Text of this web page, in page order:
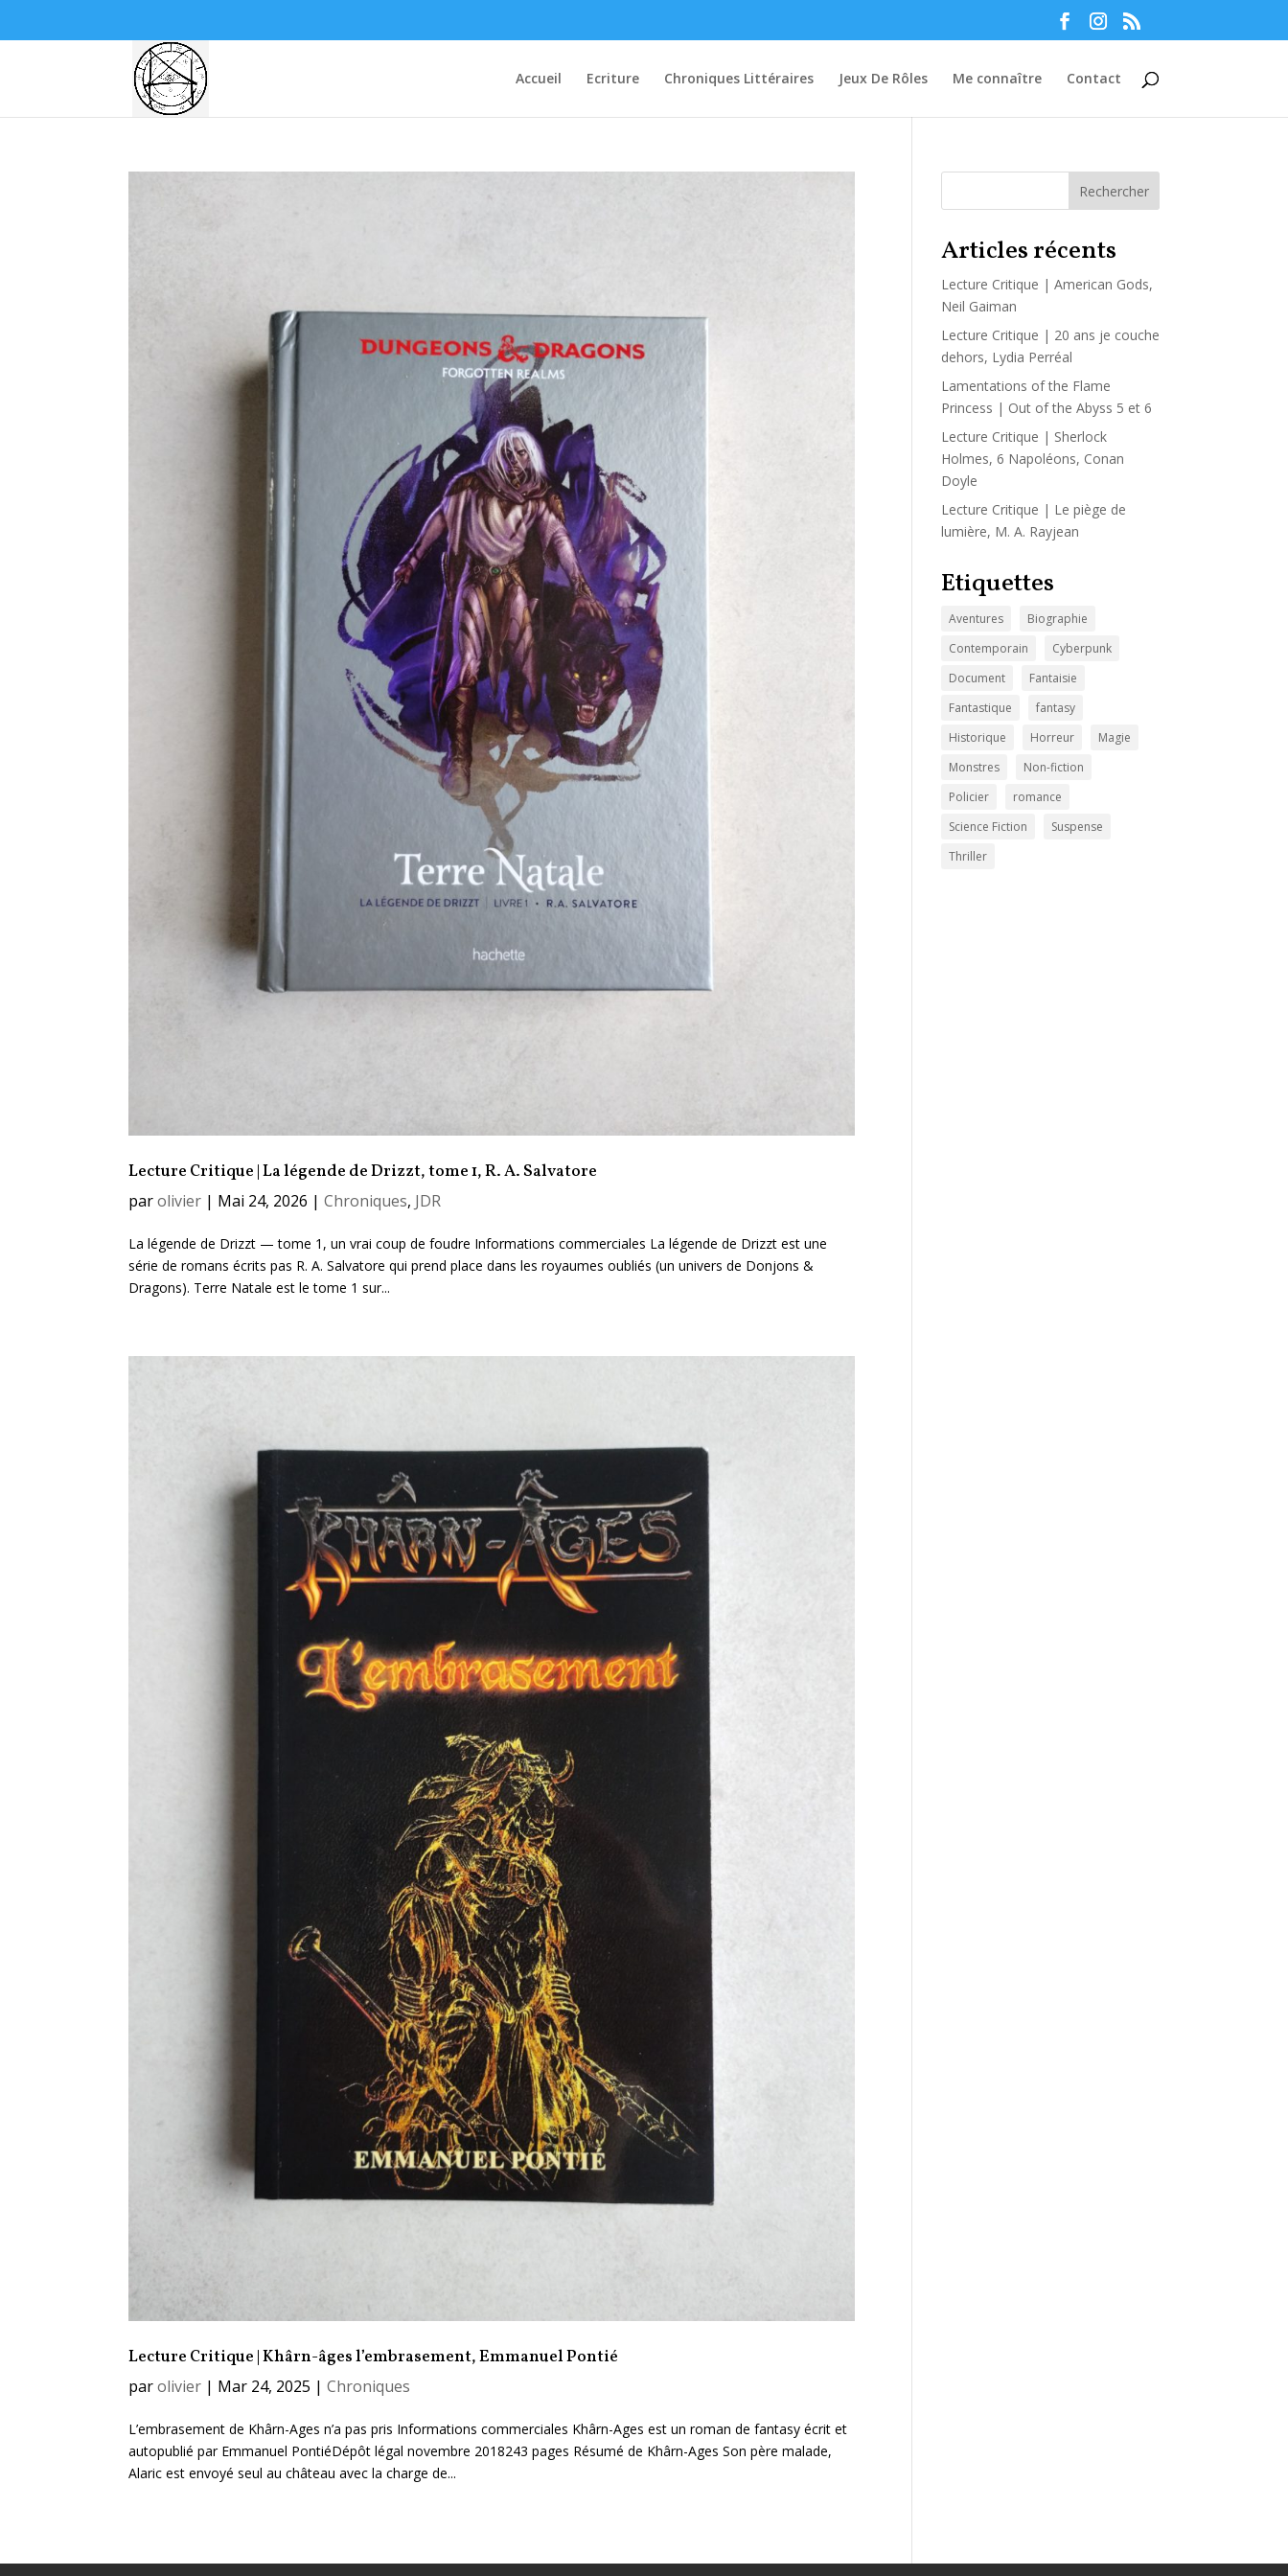
Accueil Ecriture Chroniques Littéraires Jeux De Rôles Me connaître Contact
Lecture Critique | La légende de Drizzt, tome 1, R. A. Salvatore
parolivier | Mai 24, 2026 |Chroniques, JDR
La légende de Drizzt — tome 1, un vrai coup de foudre Informations commerciales La légende de Drizzt est une
série de romans écrits pas R. A. Salvatore qui prend place dans les royaumes oubliés (un univers de Donjons &
Dragons). Terre Natale est le tome 1 sur...
Lecture Critique | Khârn-âges l’embrasement, Emmanuel Pontié
parolivier | Mar 24, 2025 |Chroniques
L’embrasement de Khârn-Ages n’a pas pris Informations commerciales Khârn-Ages est un roman de fantasy écrit et
autopublié par Emmanuel PontiéDépôt légal novembre 2018243 pages Résumé de Khârn-Ages Son père malade,
Alaric est envoyé seul au château avec la charge de...
Rechercher
Articles récents
Lecture Critique | American Gods,
Neil Gaiman
Lecture Critique | 20 ans je couche
dehors, Lydia Perréal
Lamentations of the Flame
Princess | Out of the Abyss 5 et 6
Lecture Critique | Sherlock
Holmes, 6 Napoléons, Conan
Doyle
Lecture Critique | Le piège de
lumière, M. A. Rayjean
Etiquettes
Aventures
Biographie
Contemporain
Cyberpunk
Document
Fantaisie
Fantastique
fantasy
Historique
Horreur
Magie
Monstres
Non-fiction
Policier
romance
Science Fiction
Suspense
Thriller
Manage consent